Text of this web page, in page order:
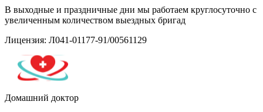
В выходные и праздничные дни мы работаем круглосуточно с
увеличенным количеством выездных бригад
Лицензия: Л041-01177-91/00561129
Домашний доктор